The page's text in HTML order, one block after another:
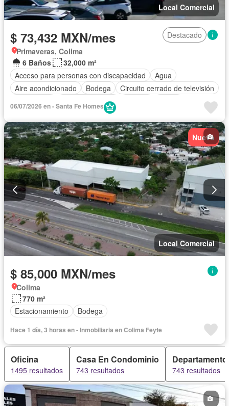
Local Comercial
$ 73,432 MXN/mes
Destacado
Primaveras, Colima
6 Baños
32,000 m²
Acceso para personas con discapacidad
Agua
Aire acondicionado
Bodega
Circuito cerrado de televisión
Estacionamiento
06/07/2026 en - Santa Fe Homes
Nuevo
Local Comercial
$ 85,000 MXN/mes
Colima
770 m²
Estacionamiento
Bodega
Hace 1 día, 3 horas en - Inmobiliaria en Colima Feyte
Oficina
1495 resultados
Casa En Condominio
743 resultados
Departamento
743 resultados